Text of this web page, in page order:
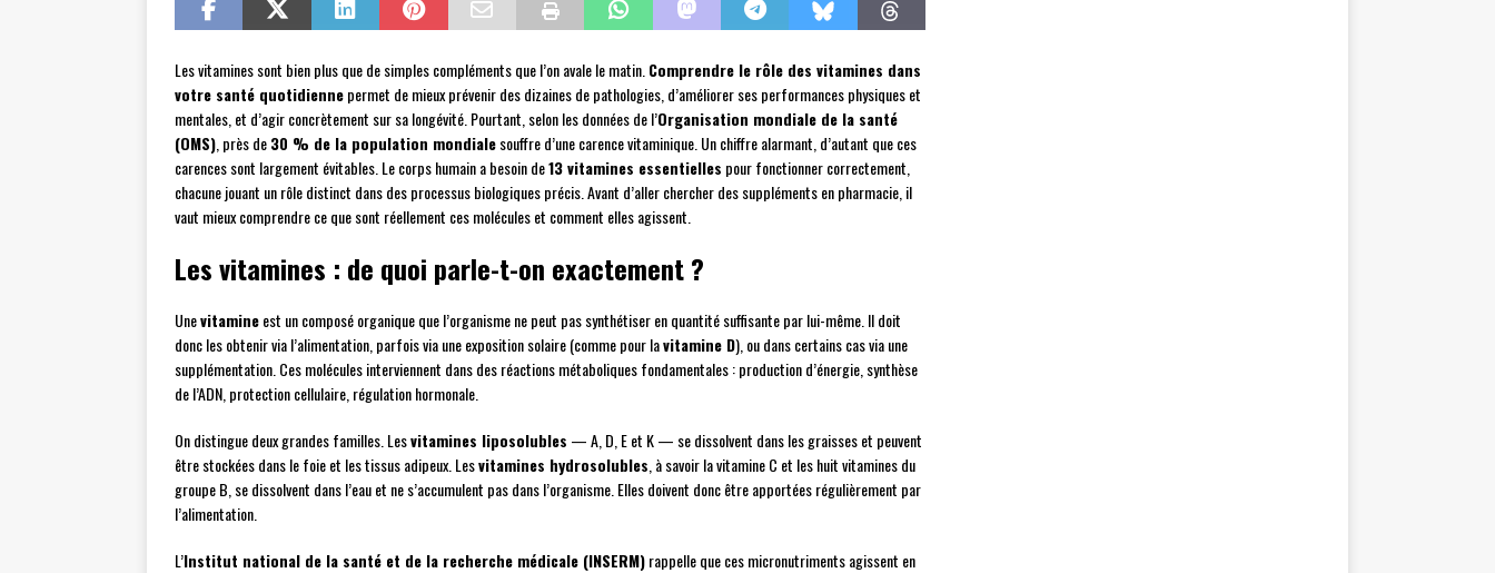
Les vitamines sont bien plus que de simples compléments que l’on avale le matin. Comprendre le rôle des vitamines dans
votre santé quotidiennepermet de mieux prévenir des dizaines de pathologies, d’améliorer ses performances physiques et
mentales, et d’agir concrètement sur sa longévité. Pourtant, selon les données de l’Organisation mondiale de la santé
(OMS) , près de30 % de la population mondialesouffre d’une carence vitaminique. Un chiffre alarmant, d’autant que ces
carences sont largement évitables. Le corps humain a besoin de13 vitamines essentielles pour fonctionner correctement,
chacune jouant un rôle distinct dans des processus biologiques précis. Avant d’aller chercher des suppléments en pharmacie, il
vaut mieux comprendre ce que sont réellement ces molécules et comment elles agissent.
Les vitamines : de quoi parle-t-on exactement ?
Unevitamineest un composé organique que l’organisme ne peut pas synthétiser en quantité suffisante par lui-même. Il doit
donc les obtenir via l’alimentation, parfois via une exposition solaire (comme pour lavitamine D), ou dans certains cas via une
supplémentation. Ces molécules interviennent dans des réactions métaboliques fondamentales : production d’énergie, synthèse
de l’ADN, protection cellulaire, régulation hormonale.
On distingue deux grandes familles. Lesvitamines liposolubles — A, D, E et K — se dissolvent dans les graisses et peuvent
être stockées dans le foie et les tissus adipeux. Lesvitamines hydrosolubles , à savoir la vitamine C et les huit vitamines du
groupe B, se dissolvent dans l’eau et ne s’accumulent pas dans l’organisme. Elles doivent donc être apportées régulièrement par
l’alimentation.
L’Institut national de la santé et de la recherche médicale (INSERM)rappelle que ces micronutriments agissent en